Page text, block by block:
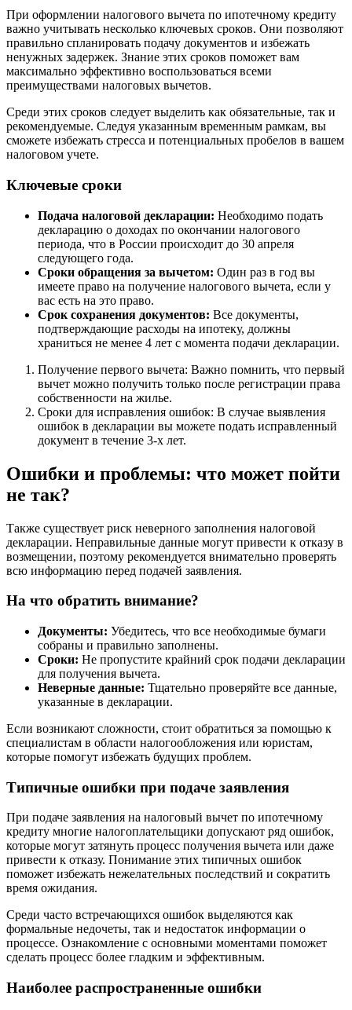
При оформлении налогового вычета по ипотечному кредиту
важно учитывать несколько ключевых сроков. Они позволяют
правильно спланировать подачу документов и избежать
ненужных задержек. Знание этих сроков поможет вам
максимально эффективно воспользоваться всеми
преимуществами налоговых вычетов.
Среди этих сроков следует выделить как обязательные, так и
рекомендуемые. Следуя указанным временным рамкам, вы
сможете избежать стресса и потенциальных пробелов в вашем
налоговом учете.
Ключевые сроки
Подача налоговой декларации: Необходимо подать
декларацию о доходах по окончании налогового
периода, что в России происходит до 30 апреля
следующего года.
Сроки обращения за вычетом: Один раз в год вы
имеете право на получение налогового вычета, если у
вас есть на это право.
Срок сохранения документов: Все документы,
подтверждающие расходы на ипотеку, должны
храниться не менее 4 лет с момента подачи декларации.
Получение первого вычета: Важно помнить, что первый
вычет можно получить только после регистрации права
собственности на жилье.
Сроки для исправления ошибок: В случае выявления
ошибок в декларации вы можете подать исправленный
документ в течение 3-х лет.
Ошибки и проблемы: что может пойти
не так?
Также существует риск неверного заполнения налоговой
декларации. Неправильные данные могут привести к отказу в
возмещении, поэтому рекомендуется внимательно проверять
всю информацию перед подачей заявления.
На что обратить внимание?
Документы: Убедитесь, что все необходимые бумаги
собраны и правильно заполнены.
Сроки: Не пропустите крайний срок подачи декларации
для получения вычета.
Неверные данные: Тщательно проверяйте все данные,
указанные в декларации.
Если возникают сложности, стоит обратиться за помощью к
специалистам в области налогообложения или юристам,
которые помогут избежать будущих проблем.
Типичные ошибки при подаче заявления
При подаче заявления на налоговый вычет по ипотечному
кредиту многие налогоплательщики допускают ряд ошибок,
которые могут затянуть процесс получения вычета или даже
привести к отказу. Понимание этих типичных ошибок
поможет избежать нежелательных последствий и сократить
время ожидания.
Среди часто встречающихся ошибок выделяются как
формальные недочеты, так и недостаток информации о
процессе. Ознакомление с основными моментами поможет
сделать процесс более гладким и эффективным.
Наиболее распространенные ошибки